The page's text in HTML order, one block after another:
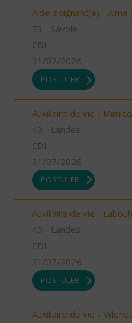
Aide-soignant(e) - Aime
73 - Savoie
CDI
31/07/2026
POSTULER
Auxiliaire de vie -
40 - Landes
CDI
31/07/2026
POSTULER
Auxiliaire de vie -
40 - Landes
CDI
31/07/2026
POSTULER
Auxiliaire de vie -